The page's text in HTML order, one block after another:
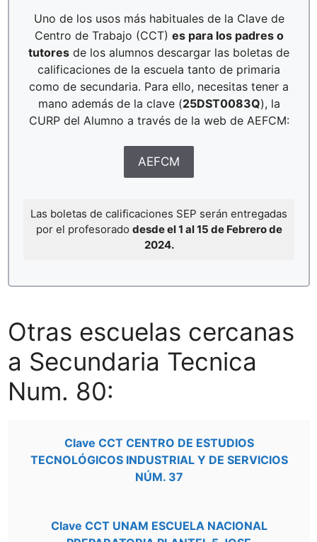
Uno de los usos más habituales de la Clave de
Centro de Trabajo (CCT) es para los padres o
tutores de los alumnos descargar las boletas de
calificaciones de la escuela tanto de primaria
como de secundaria. Para ello, necesitas tener a
mano además de la clave (25DST0083Q), la
CURP del Alumno a través de la web de AEFCM:
AEFCM
Las boletas de calificaciones SEP serán entregadas
por el profesorado desde el 1 al 15 de Febrero de
2024.
Otras escuelas cercanas
a Secundaria Tecnica
Num. 80:
Clave CCT CENTRO DE ESTUDIOS
TECNOLÓGICOS INDUSTRIAL Y DE SERVICIOS
NÚM. 37
Clave CCT UNAM ESCUELA NACIONAL